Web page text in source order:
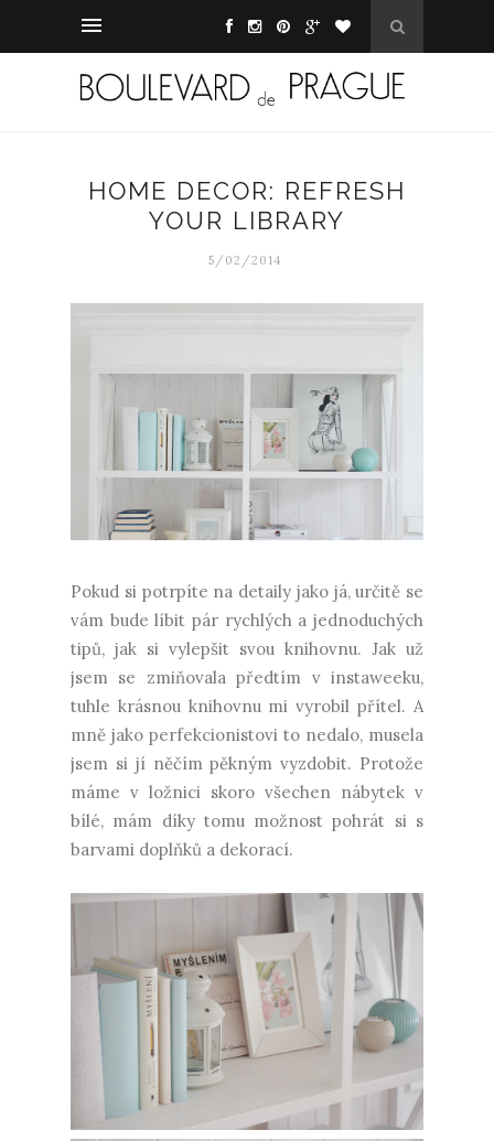
HOME DECOR: REFRESH
YOUR LIBRARY
5/02/2014
Pokud si potrpíte na detaily jako já, určitě se
vám bude líbit pár rychlých a jednoduchých
tipů, jak si vylepšit svou knihovnu. Jak už
jsem se zmiňovala předtím v instaweeku,
tuhle krásnou knihovnu mi vyrobil přítel. A
mně jako perfekcionistovi to nedalo, musela
jsem si jí něčím pěkným vyzdobit. Protože
máme v ložnici skoro všechen nábytek v
bílé, mám díky tomu možnost pohrát si s
barvami doplňků a dekorací.